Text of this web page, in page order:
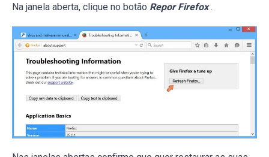
Na janela aberta, clique no botão Repor Firefox .